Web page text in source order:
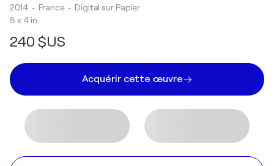
2014 • France • Digital sur Papier
8 x 4 in
240 $US
Acquérir cette œuvre